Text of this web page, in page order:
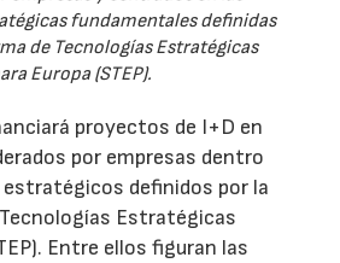
fundamentales definidas
de Tecnologías Estratégicas
Europa (STEP).
proyectos de I+D en
por empresas dentro
definidos por la
Estratégicas
Entre ellos figuran las